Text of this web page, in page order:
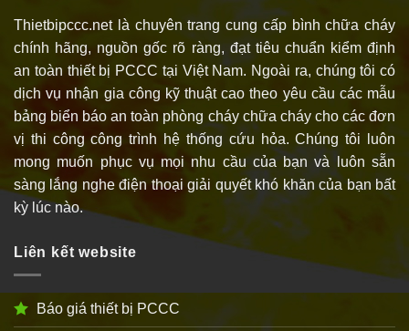
Thietbipccc.net là chuyên trang cung cấp bình chữa cháy
chính hãng, nguồn gốc rõ ràng, đạt tiêu chuẩn kiểm định
an toàn thiết bị PCCC tại Việt Nam. Ngoài ra, chúng tôi có
dịch vụ nhận gia công kỹ thuật cao theo yêu cầu các mẫu
bảng biển báo an toàn phòng cháy chữa cháy cho các đơn
vị thi công công trình hệ thống cứu hỏa. Chúng tôi luôn
mong muốn phục vụ mọi nhu cầu của bạn và luôn sẵn
sàng lắng nghe điện thoại giải quyết khó khăn của bạn bất
kỳ lúc nào.
Liên kết website
Báo giá thiết bị PCCC